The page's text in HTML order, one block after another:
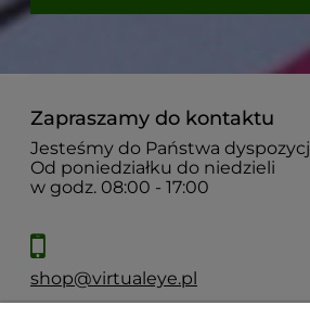
Zapraszamy do kontaktu
Jesteśmy do Państwa
Od poniedziałku do niedzieli
w godz. 08:00 - 17:00
shop@virtualeye.pl